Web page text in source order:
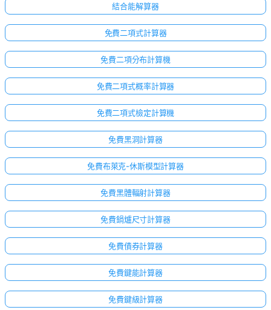
結合能解算器
免費二項式計算器
免費二項分布計算機
免費二項式概率計算器
免費二項式檢定計算機
免費黑洞計算器
免費布萊克-休斯模型計算器
免費黑體輻射計算器
免費鍋爐尺寸計算器
免費債券計算器
免費鍵能計算器
免費鍵級計算器